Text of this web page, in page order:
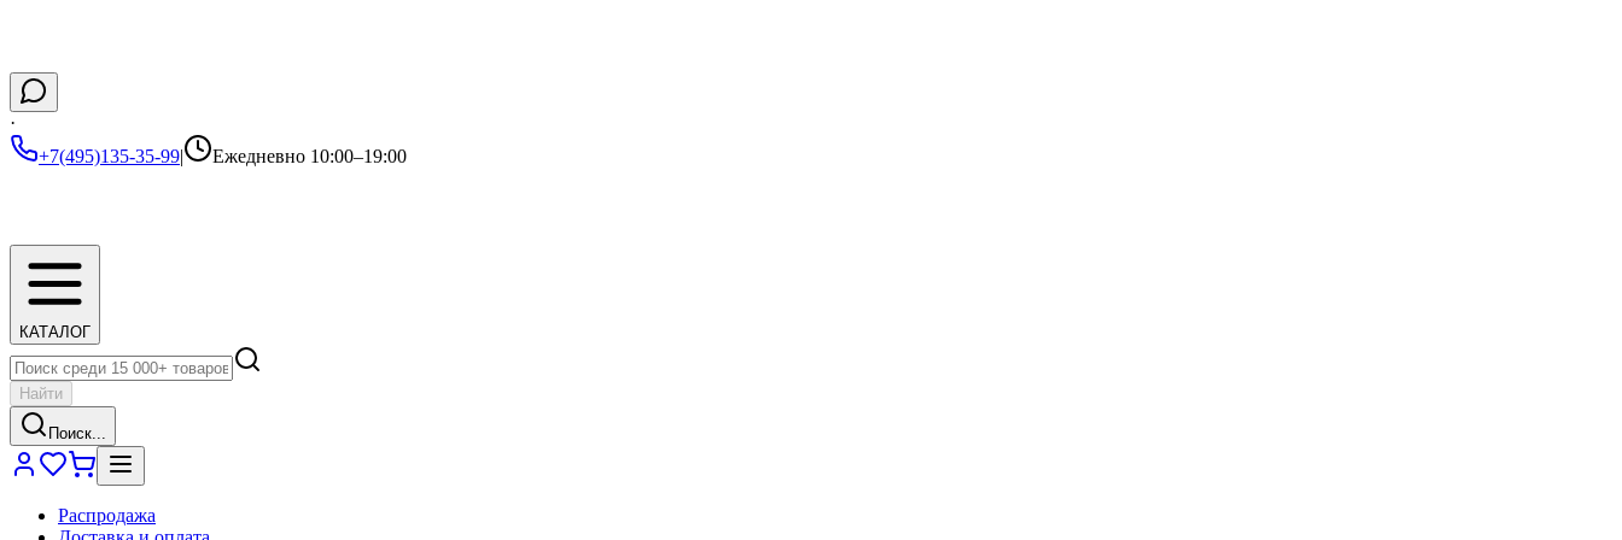
·
+7(495)135-35-99| Ежедневно 10:00–19:00
КАТАЛОГ
Найти
Поиск...
Распродажа